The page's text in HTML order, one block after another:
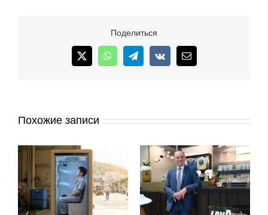
Поделиться
X WhatsAppTelegram
Vk Email
Похожие записи